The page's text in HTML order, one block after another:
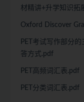
材精讲+升学知识拓
Oxford Discover
PET考试写作部分
答方式.pdf
PET高频词汇表.pdf
PET分类词汇表.pdf